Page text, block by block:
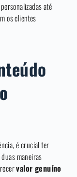
até
os clientes
é crucial ter
maneiras
valor genuíno